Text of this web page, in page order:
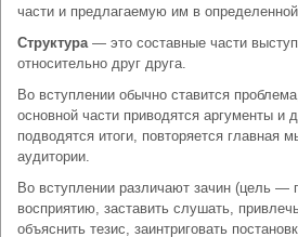
части и предлагаемую им в
Структура — это составные части
относительно друг друга.
Во вступлении обычно ставится
основной части приводятся аргументы и
подводятся итоги, повторяется главная
аудитории.
Во вступлении различают зачин (цель —
восприятию, заставить слушать,
объяснить тезис, заинтриговать